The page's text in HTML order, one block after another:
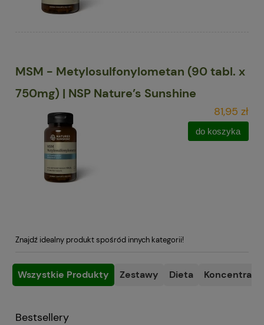
MSM - Metylosulfonylometan (90 tabl. x
750mg) | NSP Nature’s Sunshine
81,95 zł
do koszyka
Znajdź idealny produkt spośród innych kategorii!
Wszystkie Produkty Zestawy Dieta
Bestsellery